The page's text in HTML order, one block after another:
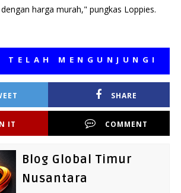
harga murah," pungkas Loppies.
MENGUNJUNGI
SHARE
IT COMMENT
Blog Global Timur
Nusantara